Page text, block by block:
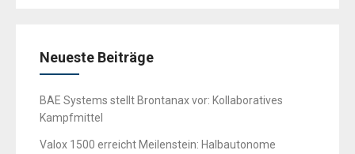
Neueste Beiträge
BAE Systems stellt Brontanax vor: Kollaboratives
Kampfmittel
Valox 1500 erreicht Meilenstein: Halbautonome